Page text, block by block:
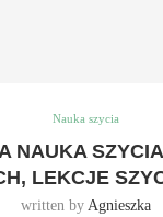
Nauka szycia
NAUKA
LEKCJE
written by Agnieszka